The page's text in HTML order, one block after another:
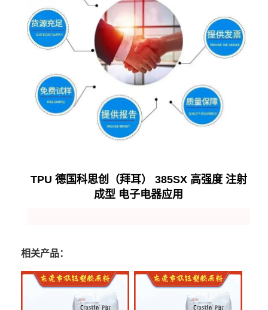
TPU 德国科思创（拜耳） 385SX 高强度 注射
成型 电子电器应用
相关产品：